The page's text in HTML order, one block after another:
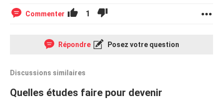
Commenter 1
Répondre Posez votre question
Discussions similaires
Quelles études faire pour devenir